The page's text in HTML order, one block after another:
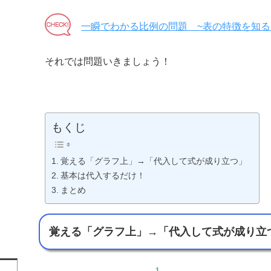
一瞬でわかる比例の問題 ~表の特徴を知
それでは問題いきましょう！
もくじ
覚える「グラフ上」→「代入して式が成り立つ」
基本は代入するだけ！
まとめ
覚える「グラフ上」→「代入して式が成り立